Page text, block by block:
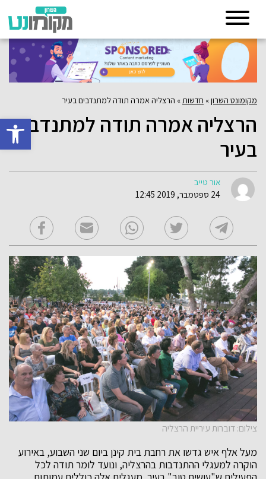
פתח
מקומונט השרון» חדשות » הרצליה אמרה תודה למתנדבים בעיר
הרצליה אמרה תודה למתנדבים
בעיר
אור טייב
24 ספטמבר, 2019 12:45
צילום: דוברות עיריית הרצליה
מעל אלף איש גדשו את רחבת בית קינן ביום שני השבוע, באירוע
הוקרה למעגלי ההתנדבות בהרצליה, ונועד לומר תודה לכל